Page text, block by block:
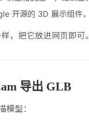
开源的 3D 展示组件
，把它放进网页即可。
导出 GLB
模型：